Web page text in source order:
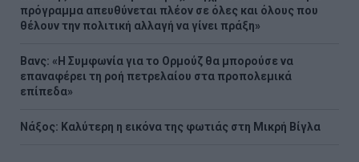
πρόγραμμα απευθύνεται πλέον σε όλες και όλους που
θέλουν την πολιτική αλλαγή να γίνει πράξη»
Βανς: «Η Συμφωνία για το Ορμούζ θα μπορούσε να
επαναφέρει τη ροή πετρελαίου στα προπολεμικά
επίπεδα»
Νάξος: Καλύτερη η εικόνα της φωτιάς στη Μικρή Βίγλα